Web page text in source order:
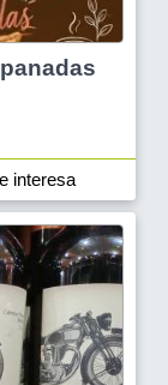
interesa